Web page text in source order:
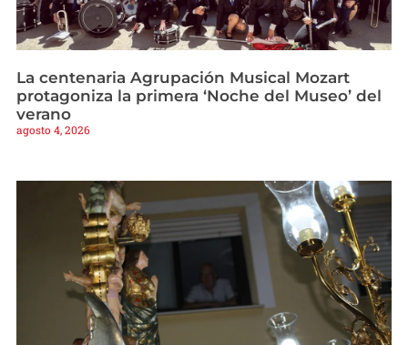
La centenaria Agrupación Musical Mozart
protagoniza la primera ‘Noche del Museo’ del
verano
agosto 4, 2026